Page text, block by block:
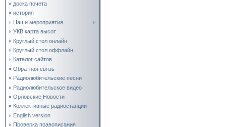
доска почета
история
Наши мероприятия
УКВ карта высот
Круглый стол онлайн
Круглый стол оффлайн
Каталог сайтов
Обратная связь
Радиолюбительские песни
Радиолюбительское видео
Орловские Новости
Коллективные радиостанции
English version
Проверка правописания